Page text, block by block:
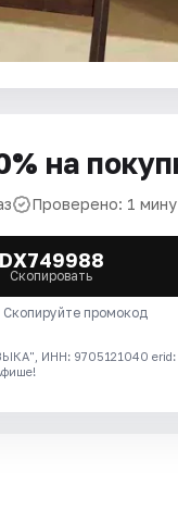
на
Проверено: 1
DX749988
Скопировать
Скопируйте промокод
ИНН: 9705121040 erid: